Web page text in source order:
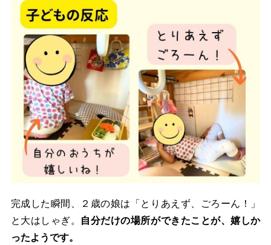
完成した瞬間、２歳の娘は「とりあえず、ごろーん！」
と大はしゃぎ。 自分だけの場所ができたことが、嬉しか
ったようです。